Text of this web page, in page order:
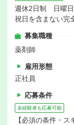
週休2日制 日曜
祝日を含まない完
募集職種
薬剤師
雇用形態
正社員
応募条件
未経験者も応募可能
【必須の条件・ス